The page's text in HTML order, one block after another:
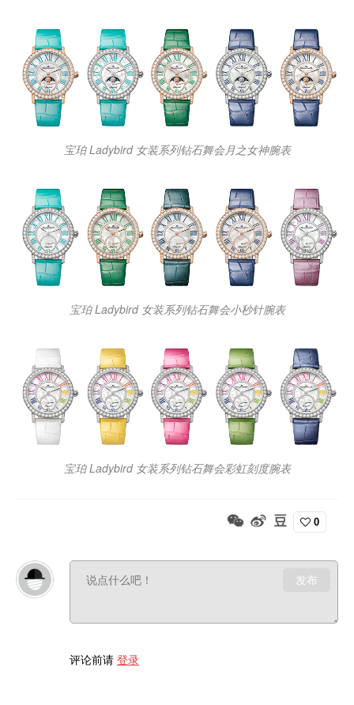
宝珀 Ladybird 女装系列钻石舞会月之女神腕表
宝珀 Ladybird 女装系列钻石舞会小秒针腕表
宝珀 Ladybird 女装系列钻石舞会彩虹刻度腕表
0
发布
评论前请 登录